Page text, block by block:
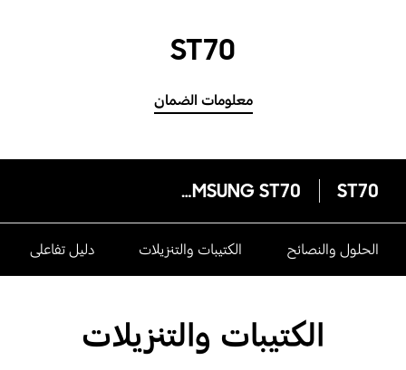
ST70
معلومات الضمان
ST70
SAMSUNG ST70
الحلول والنصائح الكتيبات والتنزيلات دليل تفاعلى
الكتيبات والتنزيلات